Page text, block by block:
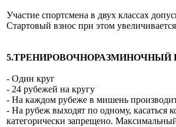
Участие спортсмена в двух классах
Стартовый взнос при этом
5.ТРЕНИРОВОЧНОРАЗМИНОЧНЫЙ
- Один круг
- 24 рубежей на кругу
- На каждом рубеже в мишень
- На рубеж выходят по одному,
категорически запрещено.